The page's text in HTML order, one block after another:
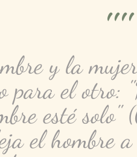
""
y la
para el otro:
esté
el hombre